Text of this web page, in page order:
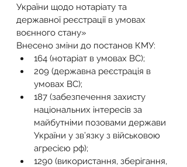
України щодо нотаріату та
державної реєстрації в умовах
воєнного стану»
Внесено зміни до постанов КМУ:
164 (нотаріат в умовах ВС);
209 (державна реєстрація в
умовах ВС);
187 (забезпечення захисту
національних інтересів за
майбутніми позовами держави
України у зв’язку з військовою
агресією рф);
1290 (використання, зберігання,